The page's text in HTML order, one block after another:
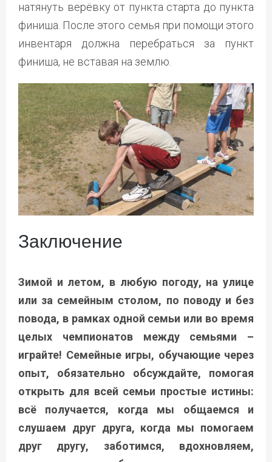
натянуть верёвку от пункта старта до пункта
финиша. После этого семья при помощи этого
инвентаря должна перебраться за пункт
финиша, не вставая на землю.
Заключение
Зимой и летом, в любую погоду, на улице
или за семейным столом, по поводу и без
повода, в рамках одной семьи или во время
целых чемпионатов между семьями –
играйте! Семейные игры, обучающие через
опыт, обязательно обсуждайте, помогая
открыть для всей семьи простые истины:
всё получается, когда мы общаемся и
слушаем друг друга, когда мы помогаем
друг другу, заботимся, вдохновляем,